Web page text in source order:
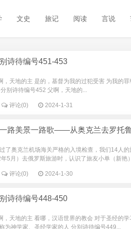
文史 旅记 阅读 言说
诗待编号451-453
，天地的主 是的，基督为我的过犯受害 为我的
别诗待编号452 父啊，天地的...
评论(0) 2024-1-31
路美景一路歌——从奥克兰去罗托
了奥克兰机场海关严格的入境检查，我们14人
5月）去俄罗斯旅游时，认识了旅友小单（新艳
评论(0) 2024-1-30
诗待编号448-450
，天地的主 看哪，汉语世界的教会 对于圣经的
为神学家、圣经学家的人 分别诗待编号449...